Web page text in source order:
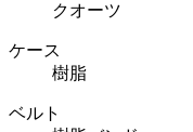
クオーツ
ケース
樹脂
ベルト